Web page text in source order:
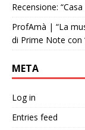
Recensione:
ProfAmà | “La
di Prime Note con
META
Log in
Entries feed